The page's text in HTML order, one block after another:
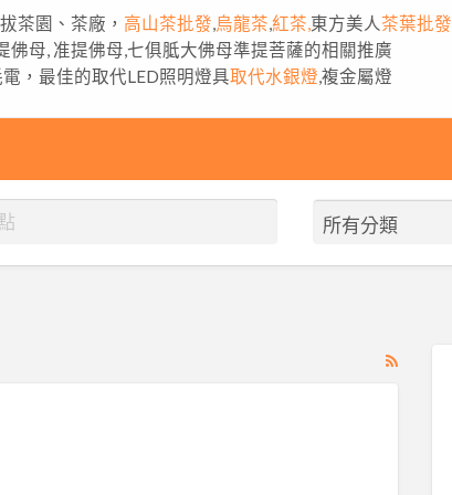
茶園、茶廠， 高山茶批發 烏龍茶 紅茶, 東方美人 茶葉批發
佛母, 准提佛母,七俱胝大佛母準提菩薩的相關推廣
，最佳的取代LED照明燈具取代水銀燈 ,複金屬燈
RSS